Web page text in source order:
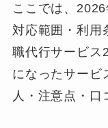
ビーノ
退職代行
23位
フォーゲ
ここでは、
対応範囲・利用
職代行サービス
になったサービ
人・注意点・口